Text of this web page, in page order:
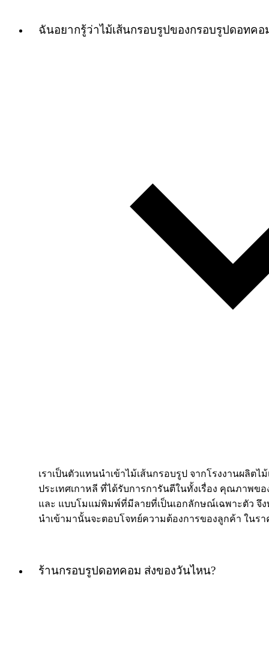
ฉันอยากรู้ว่าไม้เส้นกรอบรูปของกรอบรูปดอทคอ
เราเป็นตัวแทนนำเข้าไม้เส้นกรอบรูป จากโรงงานผลิตไ
ประเทศเกาหลี ที่ได้รับการการันตีในทั้งเรื่อง คุณภาพข
และ แบบโมแม่พิมพ์ที่มีลายที่เป็นเอกลักษณ์เฉพาะตัว จึง
นำเข้ามานั้นจะตอบโจทย์ความต้องการของลูกค้า ในรา
ร้านกรอบรูปดอทคอม ส่งของวันไหน?